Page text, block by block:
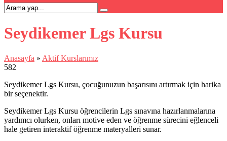
Seydikemer Lgs Kursu
Anasayfa » Aktif Kurslarımız
582
Seydikemer Lgs Kursu, çocuğunuzun başarısını artırmak için harika
bir seçenektir.
Seydikemer Lgs Kursu öğrencilerin Lgs sınavına hazırlanmalarına
yardımcı olurken, onları motive eden ve öğrenme sürecini eğlenceli
hale getiren interaktif öğrenme materyalleri sunar.